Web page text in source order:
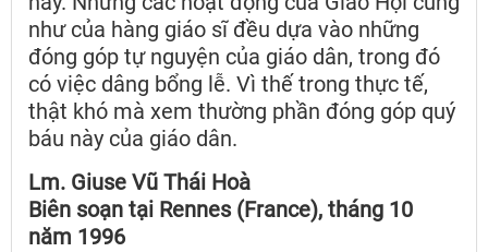
như của hàng giáo sĩ đều dựa vào những
đóng góp tự nguyện của giáo dân, trong đó
có việc dâng bổng lễ. Vì thế trong thực tế,
thật khó mà xem thường phần đóng góp quý
báu này của giáo dân.
Lm. Giuse Vũ Thái Hoà
Biên soạn tại Rennes (France), tháng 10
năm 1996